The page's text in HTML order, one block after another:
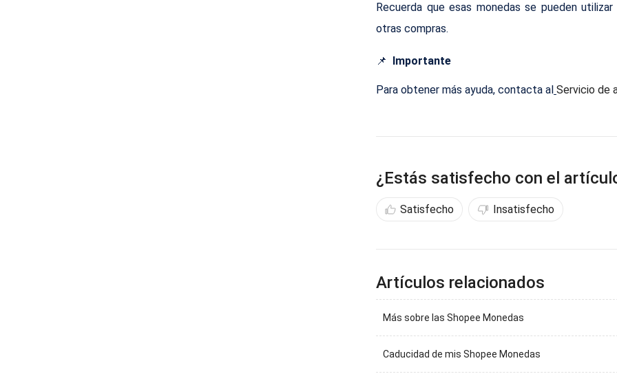
Recuerda que esas monedas se pueden
otras compras.
📌 Importante
Para obtener más ayuda, contacta al Servicio de
¿Estás satisfecho con el
Satisfecho Insatisfecho
Artículos relacionados
Más sobre las Shopee Monedas
Caducidad de mis Shopee Monedas